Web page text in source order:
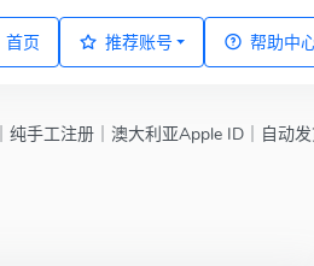
首页 推荐账号 帮助中
手工注册｜澳大利亚Apple ID｜自动